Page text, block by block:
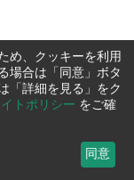
め、クッキーを利用
場合は「同意」ボタ
「詳細を見る」をク
トポリシー をご確
同意